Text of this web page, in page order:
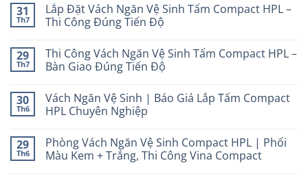
31
Th7
Lắp Đặt Vách Ngăn Vệ Sinh Tấm Compact HPL –
Thi Công Đúng Tiến Độ
29
Th7
Thi Công Vách Ngăn Vệ Sinh Tấm Compact HPL –
Bàn Giao Đúng Tiến Độ
30
Th6
Vách Ngăn Vệ Sinh | Báo Giá Lắp Tấm Compact
HPL Chuyên Nghiệp
29
Th6
Phòng Vách Ngăn Vệ Sinh Compact HPL | Phối
Màu Kem + Trắng, Thi Công Vina Compact